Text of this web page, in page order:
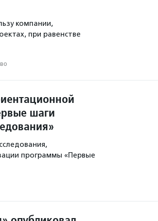
компании,
при равенстве
шаги
программы «Первые